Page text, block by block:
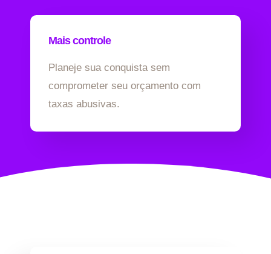
Mais controle
Planeje sua conquista sem
comprometer seu orçamento com
taxas abusivas.